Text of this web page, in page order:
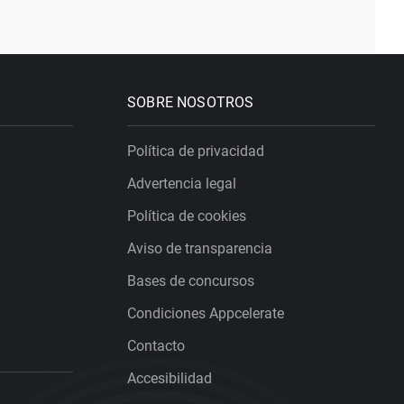
SOBRE NOSOTROS
Política de privacidad
Advertencia legal
Política de cookies
Aviso de transparencia
Bases de concursos
Condiciones Appcelerate
Contacto
Accesibilidad